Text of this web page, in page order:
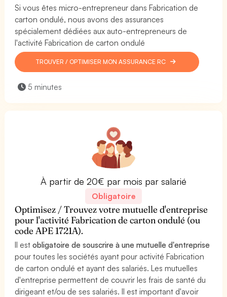
Si vous êtes micro-entrepreneur dans Fabrication de
carton ondulé, nous avons des assurances
spécialement dédiées aux auto-entrepreneurs de
l'activité Fabrication de carton ondulé
TROUVER / OPTIMISER MON ASSURANCE RC
5 minutes
À partir de 20€ par mois par salarié
Obligatoire
Optimisez / Trouvez votre mutuelle d'entreprise
pour l'activité Fabrication de carton ondulé (ou
code APE 1721A).
Il estobligatoire de souscrire à une mutuelle d'entreprise
pour toutes les sociétés ayant pour activité Fabrication
de carton ondulé et ayant des salariés. Les mutuelles
d'entreprise permettent de couvrir les frais de santé du
dirigeant et/ou de ses salariés. Il est important d'avoir